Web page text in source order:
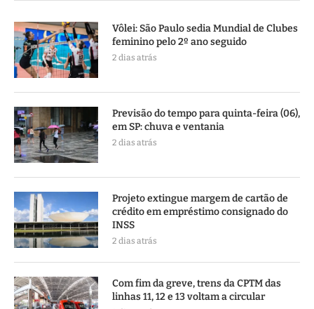
Vôlei: São Paulo sedia Mundial de Clubes
feminino pelo 2º ano seguido
2 dias atrás
Previsão do tempo para quinta-feira (06),
em SP: chuva e ventania
2 dias atrás
Projeto extingue margem de cartão de
crédito em empréstimo consignado do
INSS
2 dias atrás
Com fim da greve, trens da CPTM das
linhas 11, 12 e 13 voltam a circular